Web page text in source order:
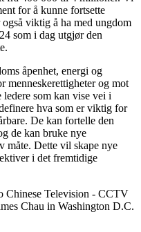
for å kunne fortsette
viktig å ha med ungdom
som i dag utgjør den
åpenhet, energi og
menneskerettigheter og mot
som kan vise vei i
hva som er viktig for
De kan fortelle den
de kan bruke nye
måte. Dette vil skape nye
i det fremtidige
Chinese Television - CCTV
Chau in Washington D.C.